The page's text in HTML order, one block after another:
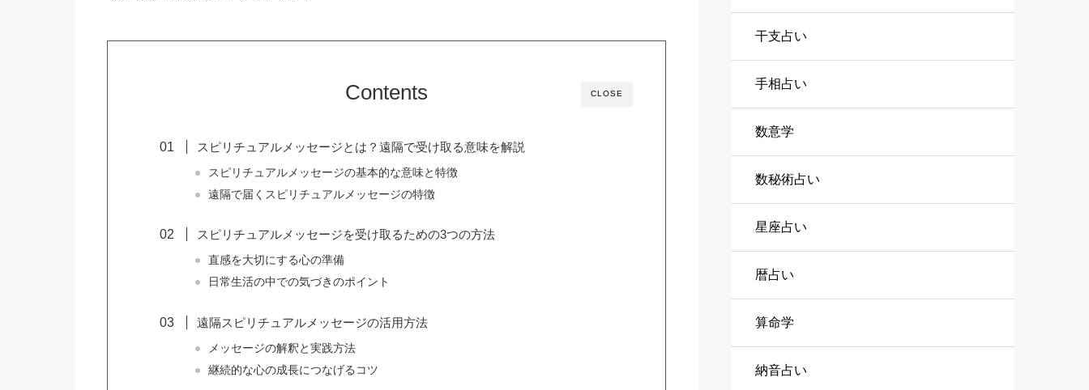
CLOSE
Contents
スピリチュアルメッセージとは？遠隔で受け取る意味を解説
スピリチュアルメッセージの基本的な意味と特徴
遠隔で届くスピリチュアルメッセージの特徴
スピリチュアルメッセージを受け取るための3つの方法
直感を大切にする心の準備
日常生活の中での気づきのポイント
遠隔スピリチュアルメッセージの活用方法
メッセージの解釈と実践方法
継続的な心の成長につなげるコツ
干支占い
手相占い
数意学
数秘術占い
星座占い
暦占い
算命学
納音占い